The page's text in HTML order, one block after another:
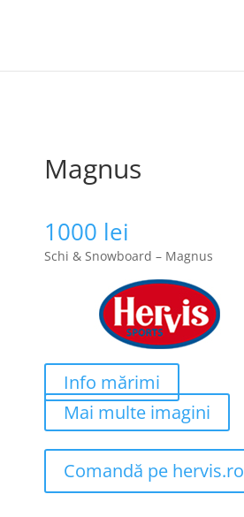
Magnus
1000 lei
Schi & Snowboard – Magnus
Info mărimi
Mai multe imagini
Comandă pe hervis.ro